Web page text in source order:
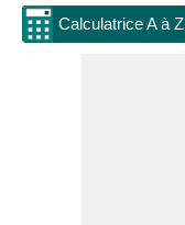
Calculatrice A à Z